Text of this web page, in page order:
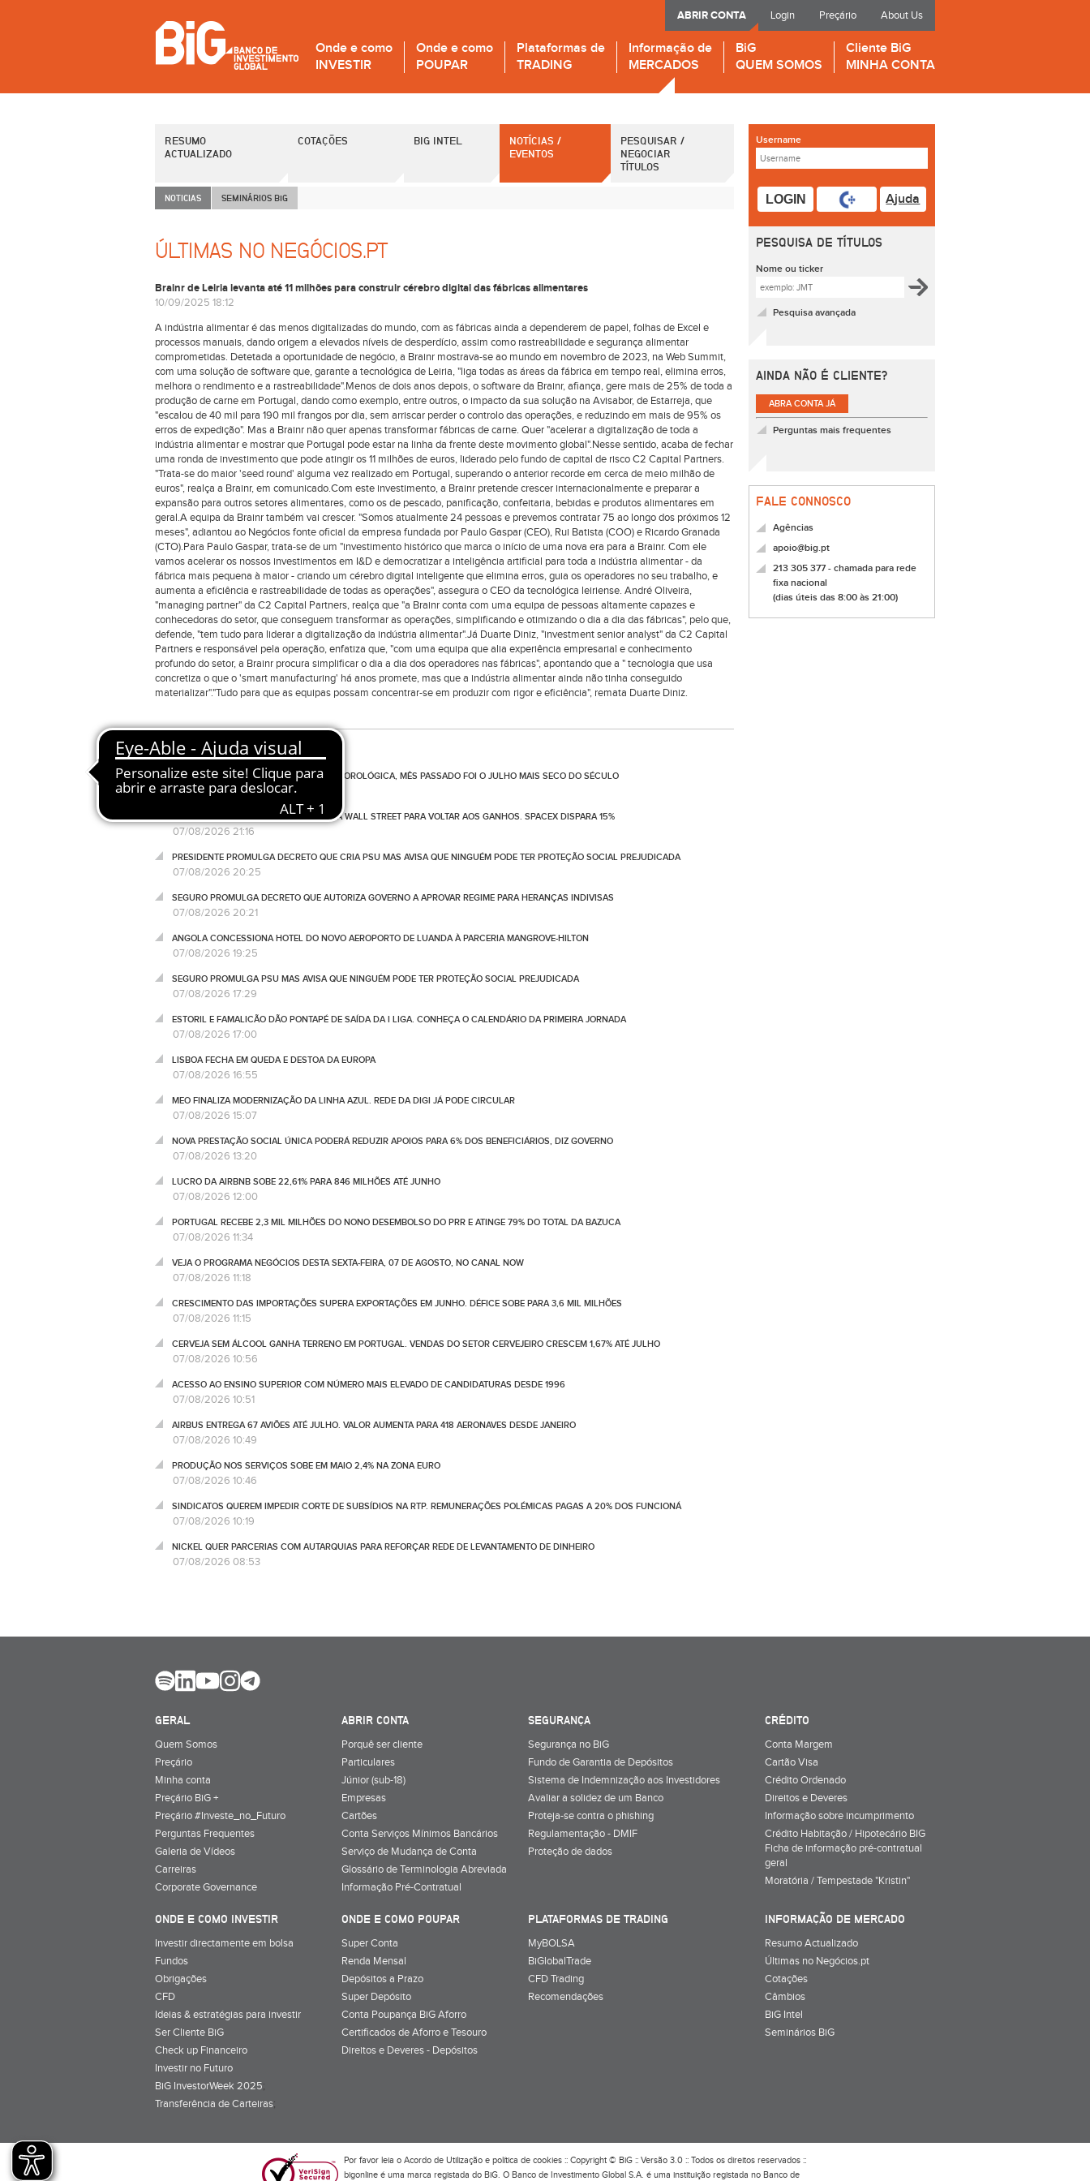
Login Preçário About Us
ABRIR CONTA
Onde e como
INVESTIR
Onde e como
POUPAR
Plataformas de
TRADING
Informação de
MERCADOS
BiG
QUEM SOMOS
Cliente BiG
MINHA CONTA
RESUMO
ACTUALIZADO
COTAÇÕES BIG INTEL
NOTÍCIAS /
EVENTOS
PESQUISAR /
NEGOCIAR
TÍTULOS
NOTICIAS SEMINÁRIOS BiG
ÚLTIMAS NO NEGÓCIOS.PT
Brainr de Leiria levanta até 11 milhões para construir cérebro digital das fábricas alimentares
10/09/2025 18:12
A indústria alimentar é das menos digitalizadas do mundo, com as fábricas ainda a dependerem de papel, folhas de Excel e
processos manuais, dando origem a elevados níveis de desperdício, assim como rastreabilidade e segurança alimentar
comprometidas. Detetada a oportunidade de negócio, a Brainr mostrava-se ao mundo em novembro de 2023, na Web Summit,
com uma solução de software que, garante a tecnológica de Leiria, "liga todas as áreas da fábrica em tempo real, elimina erros,
melhora o rendimento e a rastreabilidade".Menos de dois anos depois, o software da Brainr, afiança, gere mais de 25% de toda a
produção de carne em Portugal, dando como exemplo, entre outros, o impacto da sua solução na Avisabor, de Estarreja, que
"escalou de 40 mil para 190 mil frangos por dia, sem arriscar perder o controlo das operações, e reduzindo em mais de 95% os
erros de expedição". Mas a Brainr não quer apenas transformar fábricas de carne. Quer "acelerar a digitalização de toda a
indústria alimentar e mostrar que Portugal pode estar na linha da frente deste movimento global".Nesse sentido, acaba de fechar
uma ronda de investimento que pode atingir os 11 milhões de euros, liderado pelo fundo de capital de risco C2 Capital Partners.
"Trata-se do maior 'seed round' alguma vez realizado em Portugal, superando o anterior recorde em cerca de meio milhão de
euros", realça a Brainr, em comunicado.Com este investimento, a Brainr pretende crescer internacionalmente e preparar a
expansão para outros setores alimentares, como os de pescado, panificação, confeitaria, bebidas e produtos alimentares em
geral.A equipa da Brainr também vai crescer. "Somos atualmente 24 pessoas e prevemos contratar 75 ao longo dos próximos 12
meses", adiantou ao Negócios fonte oficial da empresa fundada por Paulo Gaspar (CEO), Rui Batista (COO) e Ricardo Granada
(CTO).Para Paulo Gaspar, trata-se de um "investimento histórico que marca o início de uma nova era para a Brainr. Com ele
vamos acelerar os nossos investimentos em I&D e democratizar a inteligência artificial para toda a indústria alimentar - da
fábrica mais pequena à maior - criando um cérebro digital inteligente que elimina erros, guia os operadores no seu trabalho, e
aumenta a eficiência e rastreabilidade de todas as operações", assegura o CEO da tecnológica leiriense. André Oliveira,
"managing partner" da C2 Capital Partners, realça que "a Brainr conta com uma equipa de pessoas altamente capazes e
conhecedoras do setor, que conseguem transformar as operações, simplificando e otimizando o dia a dia das fábricas", pelo que,
defende, "tem tudo para liderar a digitalização da indústria alimentar".Já Duarte Diniz, "investment senior analyst" da C2 Capital
Partners e responsável pela operação, enfatiza que, "com uma equipa que alia experiência empresarial e conhecimento
profundo do setor, a Brainr procura simplificar o dia a dia dos operadores nas fábricas", apontando que a " tecnologia que usa
concretiza o que o 'smart manufacturing' há anos promete, mas que a indústria alimentar ainda não tinha conseguido
materializar"."Tudo para que as equipas possam concentrar-se em produzir com rigor e eficiência", remata Duarte Diniz.
PORTUGAL CONTINENTAL EM SECA METEOROLÓGICA, MÊS PASSADO FOI O JULHO MAIS SECO DO SÉCULO
07/08/2026 21:50
MERCADO LABORAL DÁ COMBUSTÍVEL A WALL STREET PARA VOLTAR AOS GANHOS. SPACEX DISPARA 15%
07/08/2026 21:16
PRESIDENTE PROMULGA DECRETO QUE CRIA PSU MAS AVISA QUE NINGUÉM PODE TER PROTEÇÃO SOCIAL PREJUDICADA
07/08/2026 20:25
SEGURO PROMULGA DECRETO QUE AUTORIZA GOVERNO A APROVAR REGIME PARA HERANÇAS INDIVISAS
07/08/2026 20:21
ANGOLA CONCESSIONA HOTEL DO NOVO AEROPORTO DE LUANDA À PARCERIA MANGROVE-HILTON
07/08/2026 19:25
SEGURO PROMULGA PSU MAS AVISA QUE NINGUÉM PODE TER PROTEÇÃO SOCIAL PREJUDICADA
07/08/2026 17:29
ESTORIL E FAMALICÃO DÃO PONTAPÉ DE SAÍDA DA I LIGA. CONHEÇA O CALENDÁRIO DA PRIMEIRA JORNADA
07/08/2026 17:00
LISBOA FECHA EM QUEDA E DESTOA DA EUROPA
07/08/2026 16:55
MEO FINALIZA MODERNIZAÇÃO DA LINHA AZUL. REDE DA DIGI JÁ PODE CIRCULAR
07/08/2026 15:07
NOVA PRESTAÇÃO SOCIAL ÚNICA PODERÁ REDUZIR APOIOS PARA 6% DOS BENEFICIÁRIOS, DIZ GOVERNO
07/08/2026 13:20
LUCRO DA AIRBNB SOBE 22,61% PARA 846 MILHÕES ATÉ JUNHO
07/08/2026 12:00
PORTUGAL RECEBE 2,3 MIL MILHÕES DO NONO DESEMBOLSO DO PRR E ATINGE 79% DO TOTAL DA BAZUCA
07/08/2026 11:34
VEJA O PROGRAMA NEGÓCIOS DESTA SEXTA-FEIRA, 07 DE AGOSTO, NO CANAL NOW
07/08/2026 11:18
CRESCIMENTO DAS IMPORTAÇÕES SUPERA EXPORTAÇÕES EM JUNHO. DÉFICE SOBE PARA 3,6 MIL MILHÕES
07/08/2026 11:15
CERVEJA SEM ÁLCOOL GANHA TERRENO EM PORTUGAL. VENDAS DO SETOR CERVEJEIRO CRESCEM 1,67% ATÉ JULHO
07/08/2026 10:56
ACESSO AO ENSINO SUPERIOR COM NÚMERO MAIS ELEVADO DE CANDIDATURAS DESDE 1996
07/08/2026 10:51
AIRBUS ENTREGA 67 AVIÕES ATÉ JULHO. VALOR AUMENTA PARA 418 AERONAVES DESDE JANEIRO
07/08/2026 10:49
PRODUÇÃO NOS SERVIÇOS SOBE EM MAIO 2,4% NA ZONA EURO
07/08/2026 10:46
SINDICATOS QUEREM IMPEDIR CORTE DE SUBSÍDIOS NA RTP. REMUNERAÇÕES POLÉMICAS PAGAS A 20% DOS FUNCIONÁ
07/08/2026 10:19
NICKEL QUER PARCERIAS COM AUTARQUIAS PARA REFORÇAR REDE DE LEVANTAMENTO DE DINHEIRO
07/08/2026 08:53
Username
LOGIN Ajuda
PESQUISA DE TÍTULOS
Nome ou ticker
Pesquisa avançada
AINDA NÃO É CLIENTE?
ABRA CONTA JÁ
Perguntas mais frequentes
FALE CONNOSCO
Agências
apoio@big.pt
213 305 377 - chamada para rede
fixa nacional
(dias úteis das 8:00 às 21:00)
GERAL
Quem Somos
Preçário
Minha conta
Preçário BiG +
Preçário #Investe_no_Futuro
Perguntas Frequentes
Galeria de Vídeos
Carreiras
Corporate Governance
ABRIR CONTA
Porquê ser cliente
Particulares
Júnior (sub-18)
Empresas
Cartões
Conta Serviços Mínimos Bancários
Serviço de Mudança de Conta
Glossário de Terminologia Abreviada
Informação Pré-Contratual
SEGURANÇA
Segurança no BiG
Fundo de Garantia de Depósitos
Sistema de Indemnização aos Investidores
Avaliar a solidez de um Banco
Proteja-se contra o phishing
Regulamentação - DMIF
Proteção de dados
CRÉDITO
Conta Margem
Cartão Visa
Crédito Ordenado
Direitos e Deveres
Informação sobre incumprimento
Crédito Habitação / Hipotecário BIG
Ficha de informação pré-contratual
geral
Moratória / Tempestade "Kristin"
ONDE E COMO INVESTIR
Investir directamente em bolsa
Fundos
Obrigações
CFD
Ideias & estratégias para investir
Ser Cliente BiG
Check up Financeiro
Investir no Futuro
BiG InvestorWeek 2025;
Transferência de Carteiras;
ONDE E COMO POUPAR
Super Conta
Renda Mensal
Depósitos a Prazo
Super Depósito
Conta Poupança BiG Aforro
Certificados de Aforro e Tesouro
Direitos e Deveres - Depósitos
PLATAFORMAS DE TRADING
MyBOLSA
BiGlobalTrade
CFD Trading
Recomendações
INFORMAÇÃO DE MERCADO
Resumo Actualizado
Últimas no Negócios.pt
Cotações
Câmbios
BiG Intel
Seminários BiG
Por favor leia o Acordo de Utilizaçãoe política de cookies:: Copyright © BiG :: Versão 3.0 :: Todos os direitos reservados ::
bigonline é uma marca registada do BiG. O Banco de Investimento Global S.A. é uma instituição registada no Banco de